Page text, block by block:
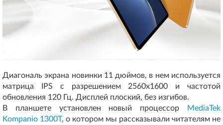
Диагональ экрана новинки 11 дюймов, в нем используется
матрица IPS с разрешением 2560x1600 и частотой
обновления 120 Гц. Дисплей плоский, без изгибов.
В планшете установлен новый процессор
MediaTek
Kompanio 1300T, о котором мы рассказывали читателям не